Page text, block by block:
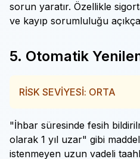
sorun yaratır. Özellikle
ve kayıp sorumluluğu açıkça
5. Otomatik
RİSK SEVİYESİ: ORTA
"İhbar süresinde fesih
olarak 1 yıl uzar" gibi
istenmeyen uzun vadeli